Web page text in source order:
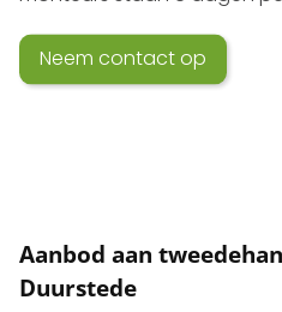
Neem contact op
Aanbod aan
Duurstede